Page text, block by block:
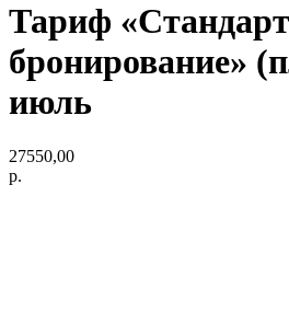
Тариф
бронирование»
июль
27550,00
р.